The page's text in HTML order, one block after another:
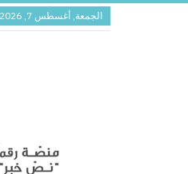
الجمعة, أغسطس 7, 2026